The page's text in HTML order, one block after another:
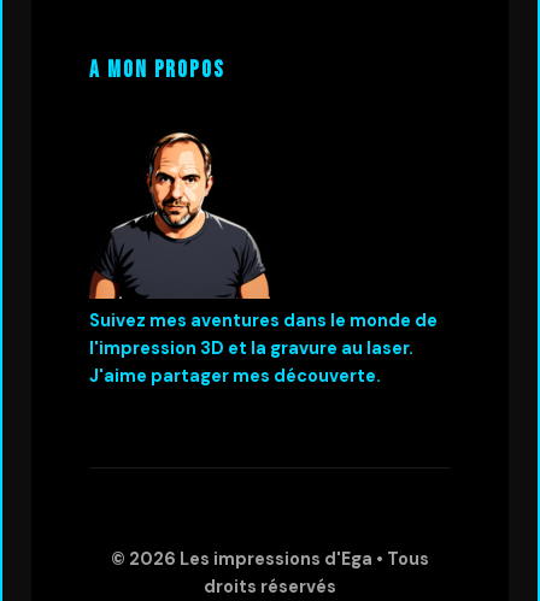
A mon propos
Suivez mes aventures dans le monde de
l'impression 3D et la gravure au laser.
J'aime partager mes découverte.
© 2026 Les impressions d'Ega • Tous
droits réservés